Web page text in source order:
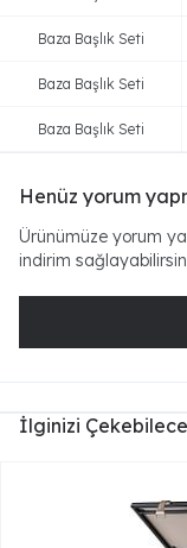
Baza Başlık Seti
Baza Başlık Seti
Baza Başlık Seti
Henüz yorum
Ürünümüze yorum
indirim
İlginizi